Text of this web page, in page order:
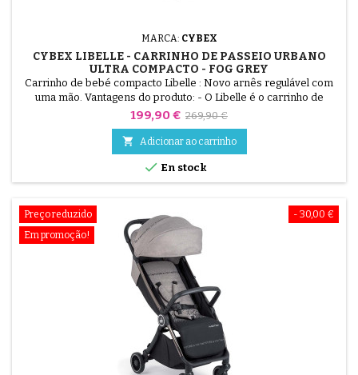
MARCA: CYBEX
CYBEX LIBELLE - CARRINHO DE PASSEIO URBANO
ULTRA COMPACTO - FOG GREY
Carrinho de bebé compacto Libelle : Novo arnês regulável com
uma mão. Vantagens do produto: - O Libelle é o carrinho de
passeio ultra-compacto da CYBEX que o acompanhará em todas
as suas aventuras. - A sua dobragem minúscula e o seu peso
pluma permitem guardá-lo em qualquer lugar - na bagageira da
cabina, no comboio, no saco de transporte. De aprox. 6...
Preço
199,90 € Preço
normal
269,90 €
 Adicionar ao carrinho
 En stock
- 30,00 €
Preço reduzido
Em promoção!